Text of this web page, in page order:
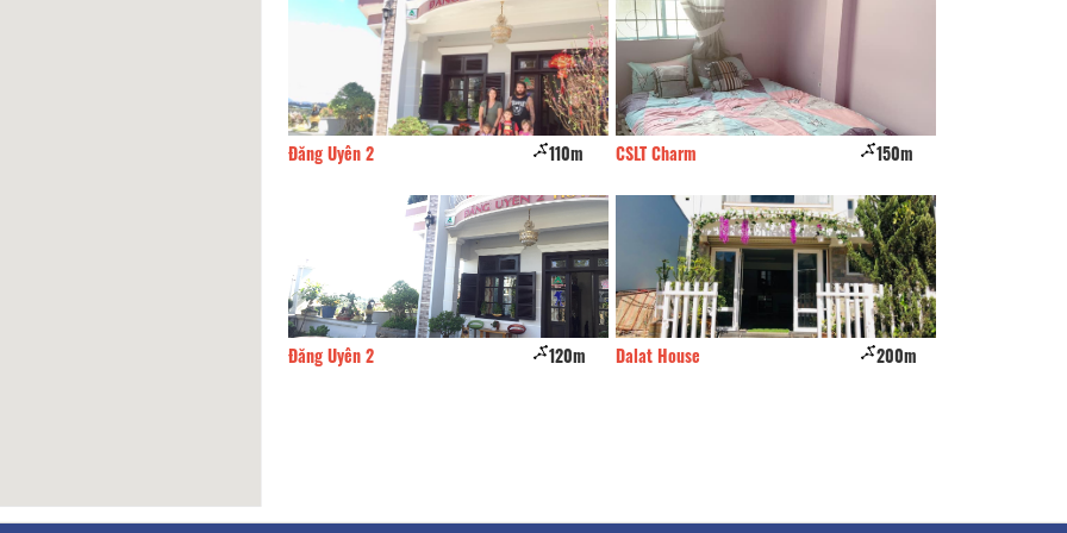
CSLT Charm 150m
Dalat House 200m
Villa Lan Rừng 220m
N'Queen Villa 260m